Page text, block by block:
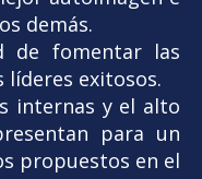
demás.
de fomentar las
líderes exitosos.
internas y el alto
para un
propuestos en el